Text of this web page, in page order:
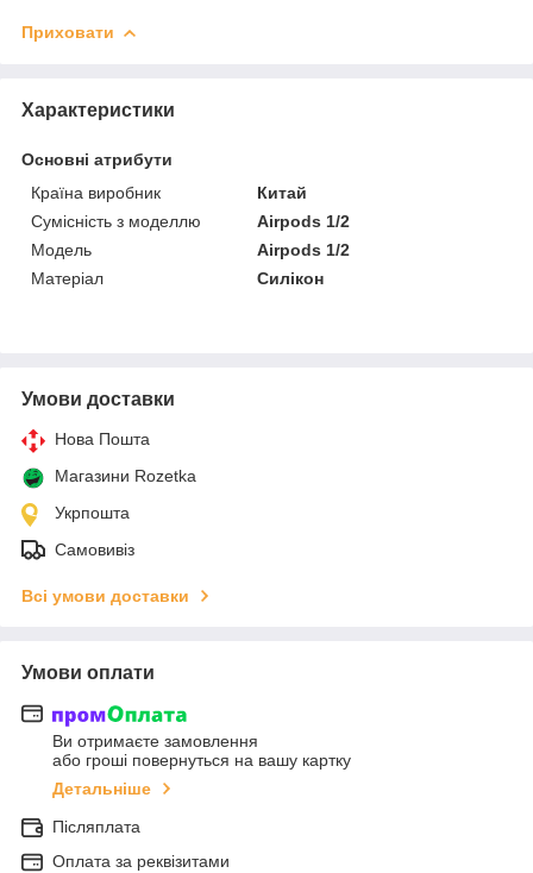
Приховати
Характеристики
Основні атрибути
Країна виробник
Китай
Сумісність з моделлю
Airpods 1/2
Модель
Airpods 1/2
Матеріал
Силікон
Умови доставки
Нова Пошта
Магазини Rozetka
Укрпошта
Самовивіз
Всі умови доставки
Умови оплати
Ви отримаєте замовлення
або гроші повернуться на вашу картку
Детальніше
Післяплата
Оплата за реквізитами